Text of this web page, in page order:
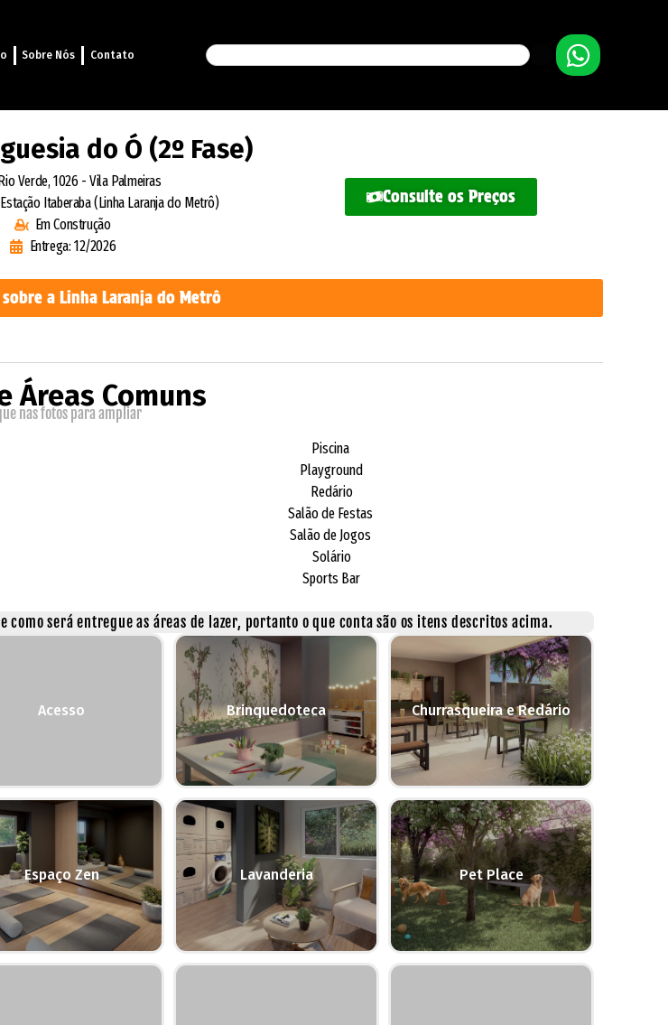
Sobre Nós Contato
do Ó (2º Fase)
Verde, 1026 - Vila Palmeiras
Itaberaba (Linha Laranja do Metrô)
Em Construção
Entrega: 12/2026
Consulte os Preços
sobre a Linha Laranja do Metrô
Áreas Comuns
nas fotos para ampliar
Piscina
Playground
Redário
Salão de Festas
Salão de Jogos
Solário
Sports Bar
será entregue as áreas de lazer, portanto o que conta são os itens descritos acima.
Acesso Brinquedoteca Churrasqueira e Redário
Espaço Zen Lavanderia Pet Place